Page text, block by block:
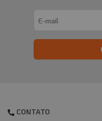
CONTATO